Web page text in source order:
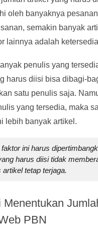
oleh banyaknya
semakin banyak
lainnya adalah
penulis yang
harus diisi bisa dibagi-
satu penulis saja.
yang tersedia, maka
lebih banyak artikel.
ini harus
harus diisi tidak
artikel tetap terjaga.
Menentukan
PBN